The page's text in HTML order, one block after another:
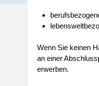
Wenn Sie keinen
an einer
erwerben.